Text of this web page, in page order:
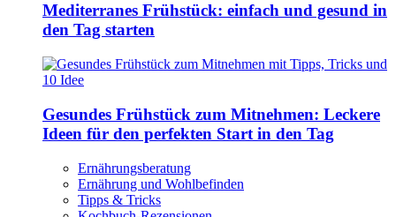
Mediterranes Frühstück: einfach und gesund in
den Tag starten
Gesundes Frühstück zum Mitnehmen: Leckere
Ideen für den perfekten Start in den Tag
Ernährungsberatung
Ernährung und Wohlbefinden
Tipps & Tricks